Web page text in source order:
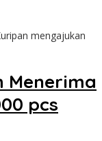
mengajukan
Menerima
pcs